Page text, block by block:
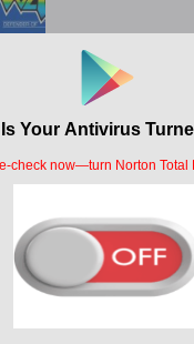
(10.347)